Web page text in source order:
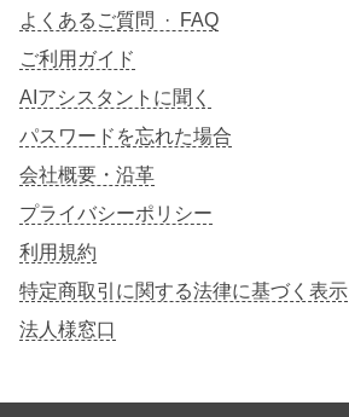
よくあるご質問 · FAQ
ご利用ガイド
AIアシスタントに聞く
パスワードを忘れた場合
会社概要・沿革
プライバシーポリシー
利用規約
特定商取引に関する法律に基づく表示
法人様窓口